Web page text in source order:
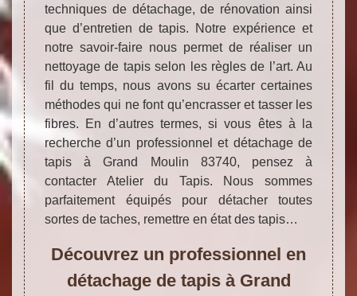
techniques de détachage, de rénovation ainsi
que d’entretien de tapis. Notre expérience et
notre savoir-faire nous permet de réaliser un
nettoyage de tapis selon les règles de l’art. Au
fil du temps, nous avons su écarter certaines
méthodes qui ne font qu’encrasser et tasser les
fibres. En d’autres termes, si vous êtes à la
recherche d’un professionnel et détachage de
tapis à Grand Moulin 83740, pensez à
contacter Atelier du Tapis. Nous sommes
parfaitement équipés pour détacher toutes
sortes de taches, remettre en état des tapis…
Découvrez un professionnel en
détachage de tapis à Grand